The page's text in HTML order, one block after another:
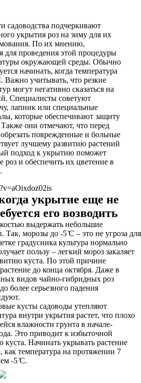
садоводства подчеркивают
укрытия роз на зиму для их
По их мнению,
для проведения этой процедуры
окружающей среды. Обычно
начинать, когда температура
Важно учитывать, что резкие
могут негативно сказаться на
Специалисты советуют
лапник или специальные
которые обеспечивают защиту
они отмечают, что перед
поврежденные и больные
лучшему развитию растений
подход к укрытию поможет
роз и обеспечить их цветение в
укрытие еще не
его возводить
выдержать небольшие
Так, морозы до -5 ̊С – это не угроза для
градусника культура нормально
пользу – легкий мороз закаляет
куста. По этой причине
до конца октября. Даже в
видов чайно-гибридных роз
более серьезного падения
кусты садоводы утепляют
внутри укрытия растет, что плохо
влажности грунта в начале-
Это приводит к избыточной
Начинать укрывать растение
как температура на протяжении 7
-5 ̊С.